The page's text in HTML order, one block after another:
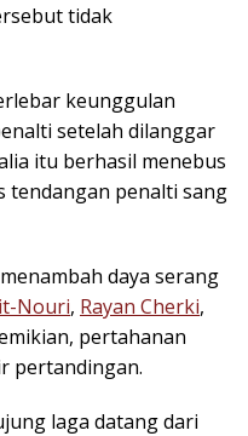
tidak
keunggulan
setelah dilanggar
itu berhasil menebus
tendangan penalti sang
daya serang
Nouri, Rayan Cherki,
pertahanan
pertandingan.
laga datang dari